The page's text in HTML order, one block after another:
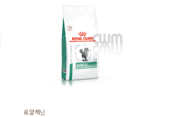
로얄캐닌